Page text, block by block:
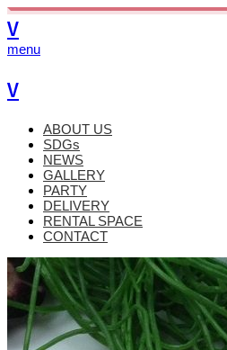
V
menu
V
ABOUT US
SDGs
NEWS
GALLERY
PARTY
DELIVERY
RENTAL SPACE
CONTACT